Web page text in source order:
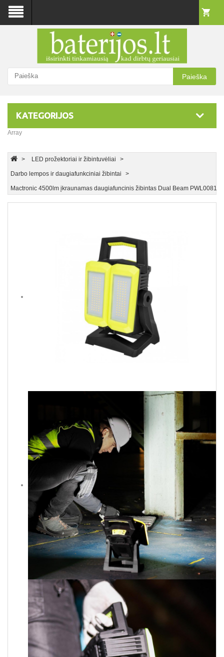
Paieška
KATEGORIJOS
Array
LED prožektoriai ir žibintuvėliai
Darbo lempos ir daugiafunkciniai žibintai
Mactronic 4500lm įkraunamas daugiafuncinis žibintas Dual Beam PWL0081